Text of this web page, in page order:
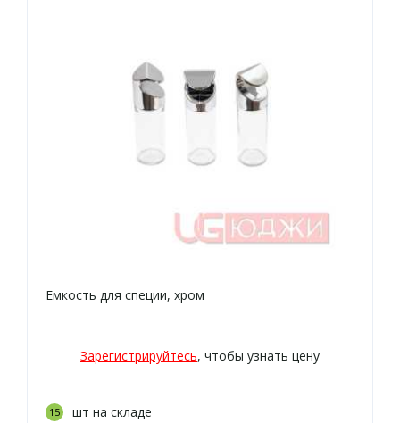
Емкость для специи, хром
Зарегистрируйтесь, чтобы узнать цену
15 шт на складе